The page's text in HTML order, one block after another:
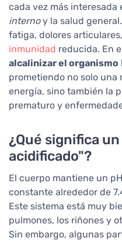
cada vez más interesada
internoy la salud
fatiga, dolores
inmunidad reducida. En
alcalinizar el organismo
prometiendo no solo una
energía, sino también la
prematuro y
¿Qué significa
acidificado"?
El cuerpo mantiene un
constante alrededor de
Este sistema está muy
pulmones, los riñones y
Sin embargo, algunas